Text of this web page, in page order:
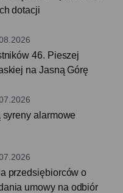
dotacji
46. Pieszej
na Jasną Górę
alarmowe
przedsiębiorców o
umowy na odbiór